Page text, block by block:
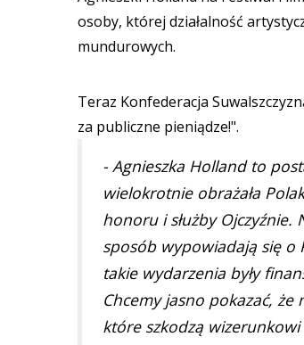
osoby, której działalność
mundurowych.
Teraz Konfederacja
za publiczne pieniądze!".
- Agnieszka Holland to
wielokrotnie obrażała
honoru i służby
sposób wypowiadają się o
takie wydarzenia były
Chcemy jasno pokazać,
które szkodzą